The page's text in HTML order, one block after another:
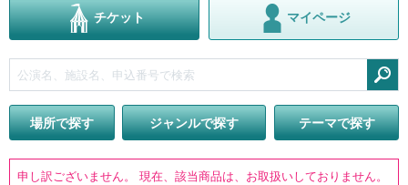
チケット マイページ
場所で探す
ジャンルで探す テーマで探す
申し訳ございません。 現在、該当商品は、お取扱いしておりません。